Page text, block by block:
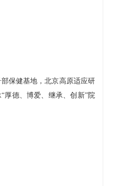
保健基地，北京高原适应研
厚德、博爱、继承、创新”院